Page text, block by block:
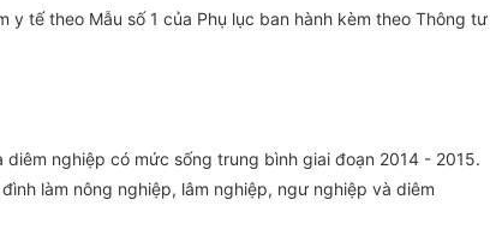
tế theo Mẫu số 1 của Phụ lục ban hành kèm theo Thông tư
nghiệp có mức sống trung bình giai đoạn 2014 - 2015.
làm nông nghiệp, lâm nghiệp, ngư nghiệp và diêm